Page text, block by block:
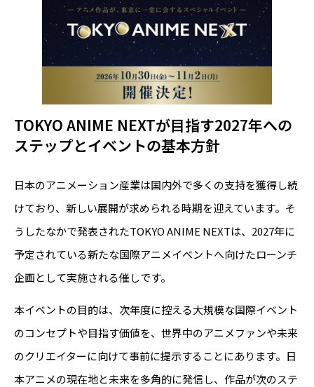
TOKYO ANIME NEXTが目指す2027年への
ステップとイベントの基本方針
日本のアニメーション産業は国内外で多くの支持を獲得し続
けており、新しい展開が求められる時期を迎えています。そ
うしたなかで発表されたTOKYO ANIME NEXTは、2027年に
予定されている新たな国際アニメイベントへ向けたローンチ
企画として実施される催しです。
本イベントの目的は、次年度に控える大規模な国際イベント
のコンセプトや目指す価値を、世界中のアニメファンや未来
のクリエイターに向けて事前に提示することにあります。日
本アニメの現在地と未来を多角的に発信し、作品が次のステ